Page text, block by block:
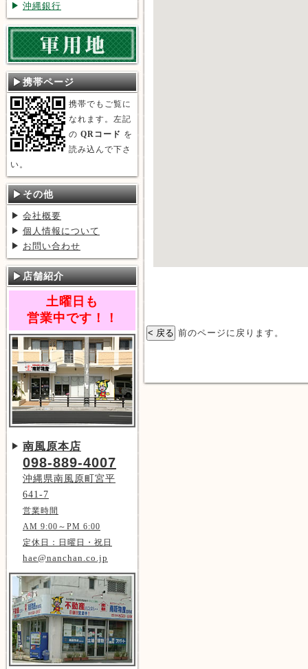
前のページに戻ります。
沖縄銀行
携帯ページ
携帯でもご覧に
なれます。左記
の QRコード を
読み込んで下さ
い。
その他
会社概要
個人情報について
お問い合わせ
店舗紹介
土曜日も
営業中です！！
南風原本店
098-889-4007
沖縄県南風原町宮平
641-7
営業時間
AM 9:00～PM 6:00
定休日：日曜日・祝日
hae@nanchan.co.jp